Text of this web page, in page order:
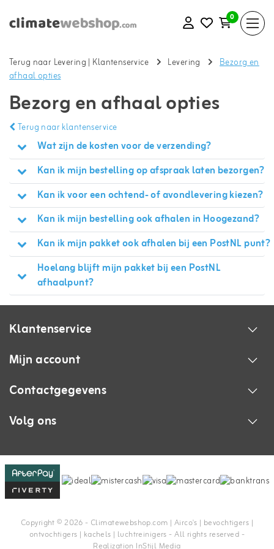
0
Terug naar Levering | Klantenservice Levering
Bezorg en
afhaal opties
Bezorg en afhaal opties
Terug naar klantenservice
Wat zijn de kosten voor de verzending?
Kan ik mijn bestelling op afspraak laten bezorgen?
Kan ik voor een ochtend- of avondlevering kiezen?
Kan ik mijn bestelling ook afhalen in Hoogezand?
Kan ik mijn pakket ook afhalen bij een PostNL punt?
Hoelang blijft mijn pakket bij een PostNL
afhaalpunt?
Klantenservice
Mijn account
Contactgegevens
Volg ons
Copyright © 2026 - Climatewebshop.com | Airco's | bevochtigers |
ontvochtigers | kachels | luchtreinigers - All rights reserved -
Realization InStijl Media